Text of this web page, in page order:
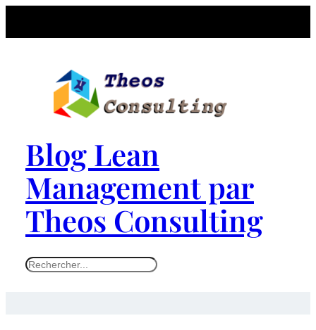
Blog Lean
Management par
Theos Consulting
S